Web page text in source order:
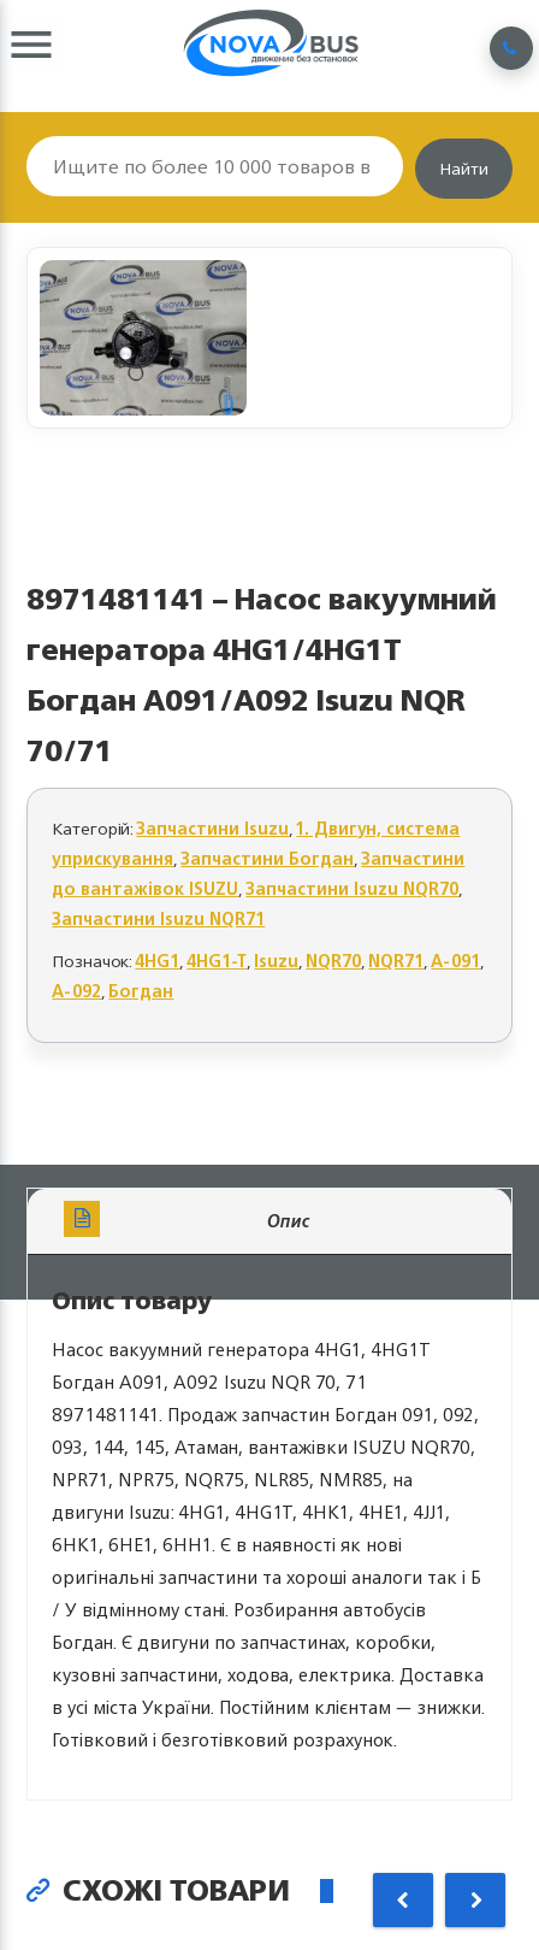
Найти
8971481141 – Насос вакуумний
генератора 4HG1/4HG1T
Богдан А091/А092 Isuzu NQR
70/71
Категорій:Запчастини Isuzu,1. Двигун, система
уприскування,Запчастини Богдан,Запчастини
до вантажівок ISUZU,Запчастини Isuzu NQR70,
Запчастини Isuzu NQR71
Позначок:4HG1,4HG1-T,Isuzu,NQR70,NQR71,А-091,
А-092,Богдан
Опис
Опис товару
Насос вакуумний генератора 4HG1, 4HG1T
Богдан А091, А092 Isuzu NQR 70, 71
8971481141. Продаж запчастин Богдан 091, 092,
093, 144, 145, Атаман, вантажівки ISUZU NQR70,
NPR71, NPR75, NQR75, NLR85, NMR85, на
двигуни Isuzu: 4HG1, 4HG1T, 4HK1, 4HE1, 4JJ1,
6HK1, 6HE1, 6HH1. Є в наявності як нові
оригінальні запчастини та хороші аналоги так і Б
/ У відмінному стані. Розбирання автобусів
Богдан. Є двигуни по запчастинах, коробки,
кузовні запчастини, ходова, електрика. Доставка
в усі міста України. Постійним клієнтам — знижки.
Готівковий і безготівковий розрахунок.
СХОЖІ ТОВАРИ